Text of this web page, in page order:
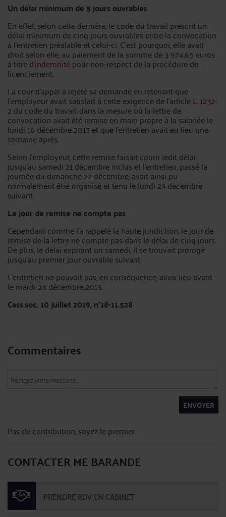
Un délai minimum de 5 jours ouvrables
En effet, selon cette dernière, le code du travail prescrit un
délai minimum de cinq jours ouvrables entre la convocation
à l’entretien préalable et celui-ci. C’est pourquoi, elle avait
droit selon elle, au paiement de la somme de 3 974,65 euros
à titre d’indemnitépour non-respect de la procédure de
licenciement.
La cour d’appel a rejeté sa demande en retenant que
l’employeur avait satisfait à cette exigence de l’articleL. 1232-
2 du code du travail, dans la mesure où la lettre de
convocation avait été remise en main propre à la salariée le
lundi 16 décembre 2013 et que l’entretien avait eu lieu une
semaine après.
Selon l’employeur, cette remise faisait courir ledit délai
jusqu’au samedi 21 décembre inclus et l’entretien, passé la
journée du dimanche 22 décembre, avait ainsi pu
normalement être organisé et tenu le lundi 23 décembre
suivant.
Le jour de remise ne compte pas
Cependant comme l’a rappelé la haute juridiction, le jour de
remise de la lettre ne compte pas dans le délai de cinq jours.
De plus, le délai expirant un samedi, il se trouvait prorogé
jusqu’au premier jour ouvrable suivant.
L’entretien ne pouvait pas, en conséquence, avoir lieu avant
le mardi 24 décembre 2013.
Cass.soc. 10 juillet 2019, n°18-11.528
Commentaires
ENVOYER
Pas de contribution, soyez le premier
CONTACTER ME BARANDE
PRENDRE RDV EN CABINET